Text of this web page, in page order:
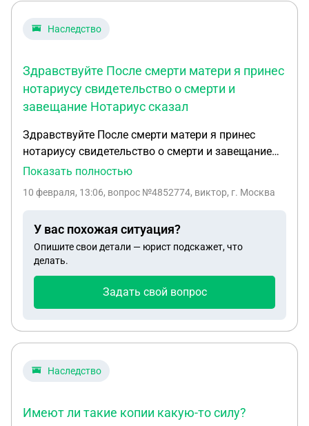
Наследство
Здравствуйте После смерти матери я принес
нотариусу свидетельство о смерти и
завещание Нотариус сказал
Здравствуйте После смерти матери я принес
нотариусу свидетельство о смерти и завещание
Нотариус сказал приходить через 6 месяцев Я
как не писал заявление Но он не говорил что я
Показать полностью
10 февраля, 13:06, вопрос №4852774, виктор, г. Москва
У вас похожая ситуация?
Опишите свои детали — юрист подскажет, что
делать.
Задать свой вопрос
Наследство
Имеют ли такие копии какую-то силу?